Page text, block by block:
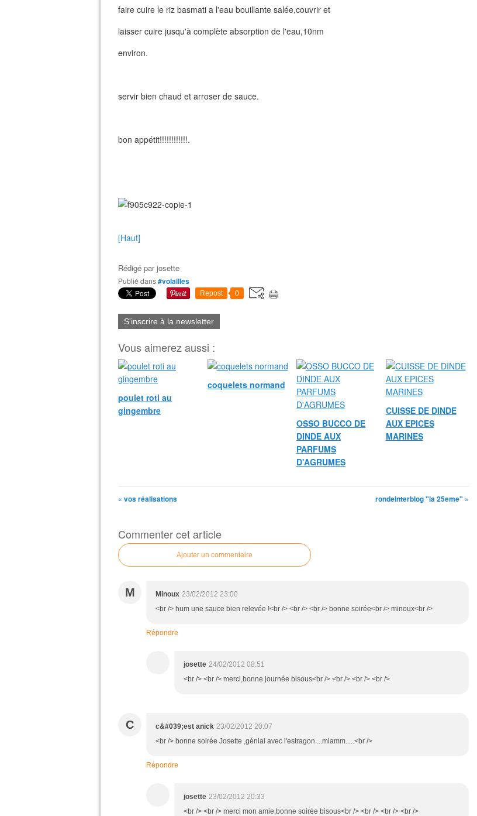
faire cuire le riz basmati a l'eau bouillante salée,couvrir et
laisser cuire jusqu'à complète absorption de l'eau,10nm
environ.
servir bien chaud et arroser de sauce.
bon appétit!!!!!!!!!!!!.
[Haut]
Rédigé parjosette
Publié dans#volailles
Repost 0
S'inscrire à la newsletter
Vous aimerez aussi :
poulet roti au
gingembre
coquelets normand
OSSO BUCCO DE
DINDE AUX
PARFUMS
D'AGRUMES
CUISSE DE DINDE
AUX EPICES
MARINES
« vos réalisations rondeinterblog "la 25eme" »
Commenter cet article
Ajouter un commentaire
M Minoux 23/02/2012 23:00
<br /> hum une sauce bien relevée !<br /> <br /> <br /> bonne soirée<br /> minoux<br />
Répondre
josette 24/02/2012 08:51
<br /> <br /> merci,bonne journée bisous<br /> <br /> <br /> <br />
C c&#039;est anick 23/02/2012 20:07
<br /> bonne soirée Josette ,génial avec l'estragon ...miamm.....<br />
Répondre
josette 23/02/2012 20:33
<br /> <br /> merci mon amie,bonne soirée bisous<br /> <br /> <br /> <br />